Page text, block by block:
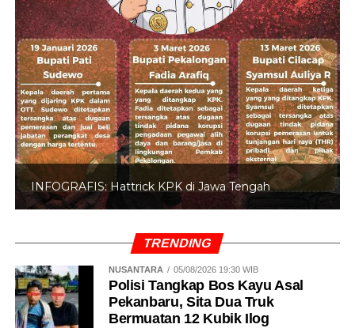
INFOGRAFIS: 5 Anggota DPR Dinonaktifkan
TRENDING
NUSANTARA 05/08/2026 19:30 WIB
Polisi Tangkap Bos Kayu Asal
Pekanbaru, Sita Dua Truk
Bermuatan 12 Kubik Ilog